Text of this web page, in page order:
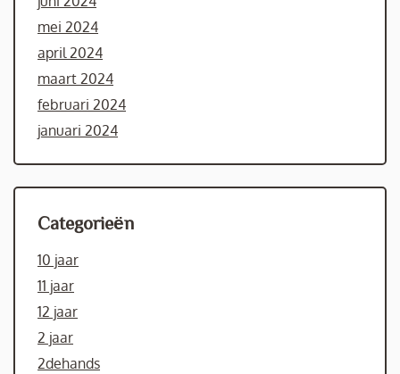
mei 2024
april 2024
maart 2024
februari 2024
januari 2024
Categorieën
10 jaar
11 jaar
12 jaar
2 jaar
2dehands